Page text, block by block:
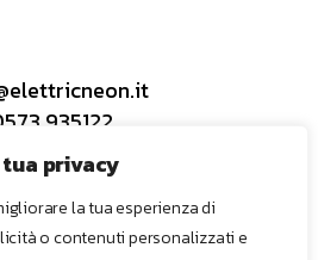
privacy
la tua esperienza di
o contenuti personalizzati e
935122
Instagram